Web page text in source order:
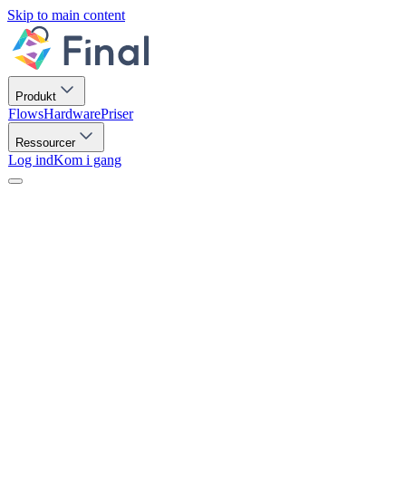
Skip to main content
Produkt
FlowsHardwarePriser
Ressourcer
Log indKom i gang